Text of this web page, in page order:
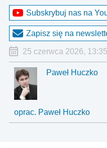
Subskrybuj nas na
Zapisz się na
25 czerwca 2026, 13:35
Paweł Huczko
oprac. Paweł Huczko